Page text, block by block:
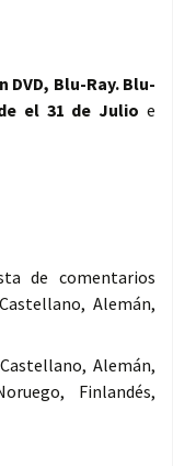
Blu-Ray. Blu-
el 31 de Julio e
de comentarios
Alemán,
Alemán,
Finlandés,